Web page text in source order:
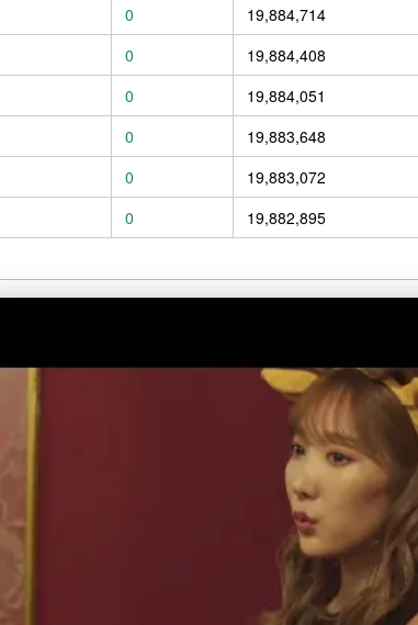
0 19,884,714
0 19,884,408
0 19,884,051
0 19,883,648
0 19,883,072
0 19,882,895